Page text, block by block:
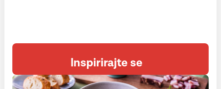
Inspirirajte se